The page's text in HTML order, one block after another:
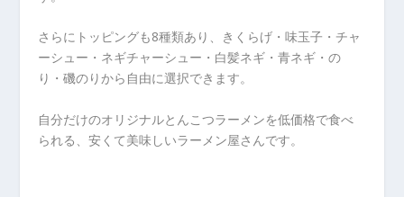
さらにトッピングも8種類あり、きくらげ・味玉子・チャ
ーシュー・ネギチャーシュー・白髪ネギ・青ネギ・の
り・磯のりから自由に選択できます。
自分だけのオリジナルとんこつラーメンを低価格で食べ
られる、安くて美味しいラーメン屋さんです。